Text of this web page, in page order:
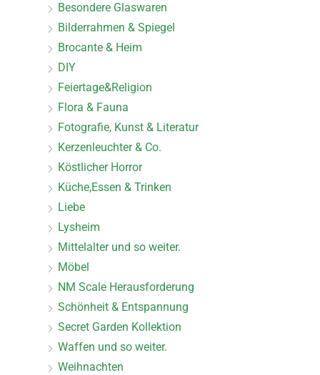
Besondere Glaswaren
Bilderrahmen & Spiegel
Brocante & Heim
DIY
Feiertage&Religion
Flora & Fauna
Fotografie, Kunst & Literatur
Kerzenleuchter & Co.
Köstlicher Horror
Küche,Essen & Trinken
Liebe
Lysheim
Mittelalter und so weiter.
Möbel
NM Scale Herausforderung
Schönheit & Entspannung
Secret Garden Kollektion
Waffen und so weiter.
Weihnachten